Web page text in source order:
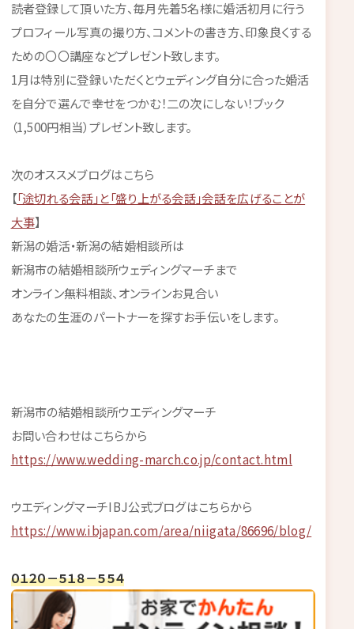
読者登録して頂いた方、毎月先着5名様に婚活初月に行う
プロフィール写真の撮り方、コメントの書き方、印象良くする
ための〇〇講座などプレゼント致します。
1月は特別に登録いただくとウェディング自分に合った婚活
を自分で選んで幸せをつかむ！二の次にしない！ブック
（1,500円相当）プレゼント致します。
次のオススメブログはこちら
【「途切れる会話」と「盛り上がる会話」会話を広げることが
大事】
新潟の婚活・新潟の結婚相談所は
新潟市の結婚相談所ウェディングマーチまで
オンライン無料相談、オンラインお見合い
あなたの生涯のパートナーを探すお手伝いをします。
新潟市の結婚相談所ウエディングマーチ
お問い合わせはこちらから
https://www.wedding-march.co.jp/contact.html
ウエディングマーチIBJ公式ブログはこちらから
https://www.ibjapan.com/area/niigata/86696/blog/
０１２０－５１８－５５４